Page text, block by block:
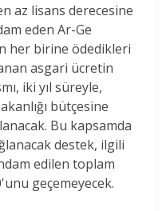
az lisans derecesine
eden Ar-Ge
her birine ödedikleri
asgari ücretin
iki yıl süreyle,
bütçesine
Bu kapsamda
destek, ilgili
edilen toplam
geçemeyecek.